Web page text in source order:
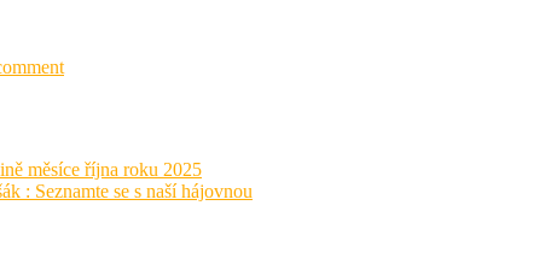
měsíce října roku 2025
: Seznamte se s naší hájovnou